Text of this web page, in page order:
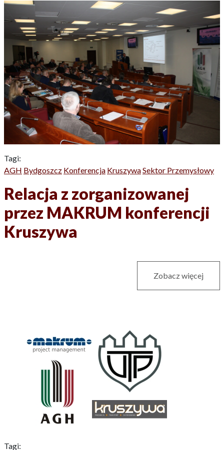
Tagi:
AGH Bydgoszcz Konferencja KruszywaSektor Przemysłowy
Relacja z zorganizowanej
przez MAKRUM konferencji
Kruszywa
Zobacz więcej
Tagi: